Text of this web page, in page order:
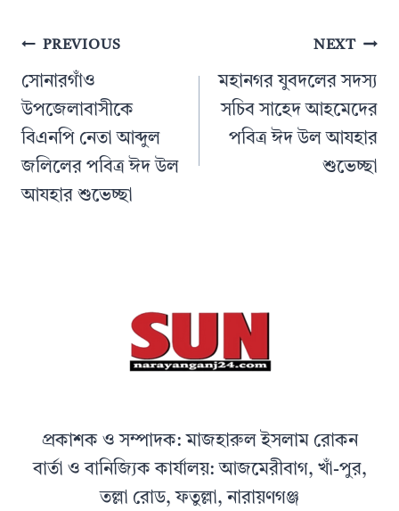
PostPREVIOUS
সোনারগাঁও
উপজেলাবাসীকে
বিএনপি নেতা আব্দুল
জলিলের পবিত্র ঈদ উল
আযহার শুভেচ্ছা
NEXT
মহানগর যুবদলের সদস্য
সচিব সাহেদ আহমেদের
পবিত্র ঈদ উল আযহার
শুভেচ্ছা
প্রকাশক ও সম্পাদক: মাজহারুল ইসলাম রোকন
বার্তা ও বানিজ্যিক কার্যালয়: আজমেরীবাগ, খাঁ-পুর,
তল্লা রোড, ফতুল্লা, নারায়ণগঞ্জ